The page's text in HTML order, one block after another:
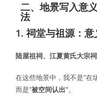
二、地景写入意
法
1. 祠堂与祖源：
陆屋祖祠、江夏黄氏大宗祠
在这些地景中，我不是”在
而是”被空间认出”。